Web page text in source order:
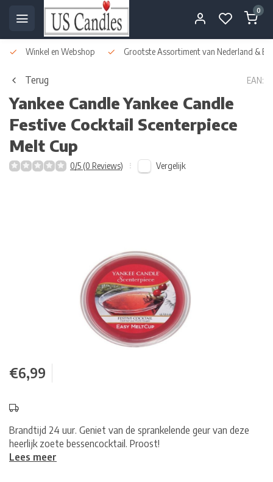
0
Winkel en Webshop Grootste Assortiment van Nederland &
Terug EAN:
Yankee CandleYankee Candle
Festive Cocktail Scenterpiece
Melt Cup
0/5 (0 Reviews) Vergelijk
€6,99
Brandtijd 24 uur. Geniet van de sprankelende geur van deze
heerlijk zoete bessencocktail. Proost!
Lees meer